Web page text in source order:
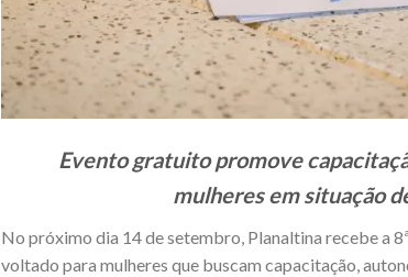
Evento gratuito promove
mulheres em situação
No próximo dia 14 de setembro, Planaltina recebe a
voltado para mulheres que buscam capacitação,